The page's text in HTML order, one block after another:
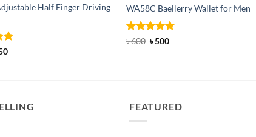
Half Finger Driving
Current
WA58C Baellerry Wallet for Men
Rated4.83
৳600 Original
৳500Current
FEATURED